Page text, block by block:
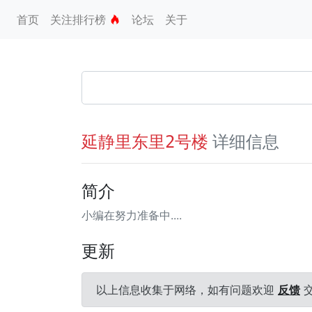
首页 关注排行榜 论坛 关于
延静里东里2号楼 详细信息
简介
小编在努力准备中....
更新
以上信息收集于网络，如有问题欢迎 反馈